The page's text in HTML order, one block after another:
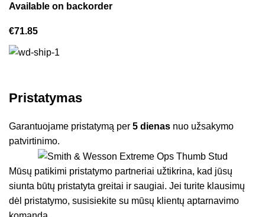
Available on backorder
€71.85
Pristatymas
Garantuojame pristatymą per5 dienas nuo užsakymo
patvirtinimo.
Mūsų patikimi pristatymo partneriai užtikrina, kad jūsų
siunta būtų pristatyta greitai ir saugiai. Jei turite klausimų
dėl pristatymo, susisiekite su mūsų klientų aptarnavimo